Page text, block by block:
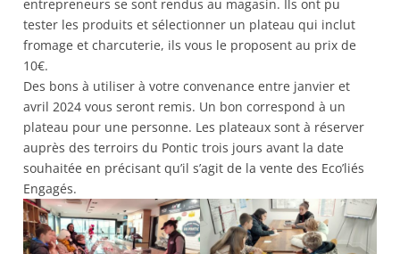
entrepreneurs se sont rendus au magasin. Ils ont pu
tester les produits et sélectionner un plateau qui inclut
fromage et charcuterie, ils vous le proposent au prix de
10€.
Des bons à utiliser à votre convenance entre janvier et
avril 2024 vous seront remis. Un bon correspond à un
plateau pour une personne. Les plateaux sont à réserver
auprès des terroirs du Pontic trois jours avant la date
souhaitée en précisant qu’il s’agit de la vente des Eco’liés
Engagés.